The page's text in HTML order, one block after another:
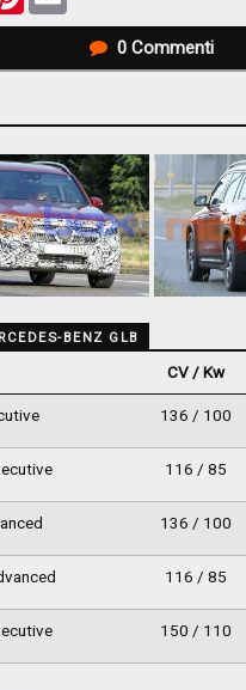
0Commenti
BENZ GLB
CV / Kw
136 / 100
116 / 85
136 / 100
116 / 85
150 / 110